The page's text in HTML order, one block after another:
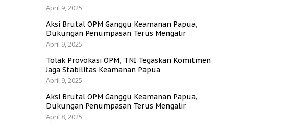
April 9, 2025
Aksi Brutal OPM Ganggu Keamanan Papua,
Dukungan Penumpasan Terus Mengalir
April 9, 2025
Tolak Provokasi OPM, TNI Tegaskan Komitmen
Jaga Stabilitas Keamanan Papua
April 9, 2025
Aksi Brutal OPM Ganggu Keamanan Papua,
Dukungan Penumpasan Terus Mengalir
April 8, 2025